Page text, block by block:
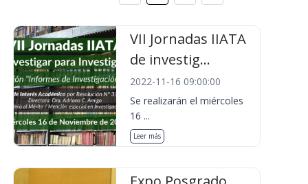
VII Jornadas IIATA
de investig...
2022-11-16 09:00:00
Se realizarán el miércoles
16 ...
Leer más